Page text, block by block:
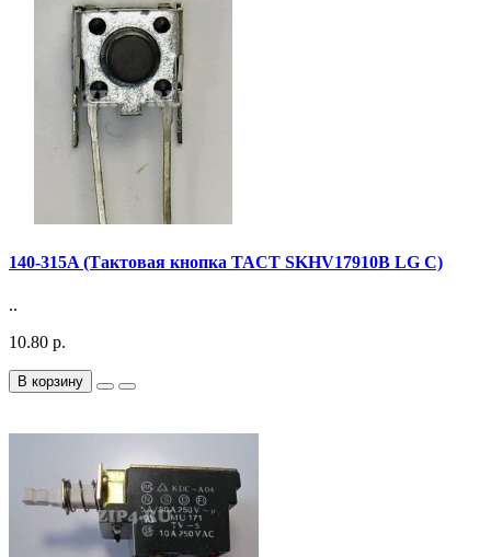
140-315A (Тактовая кнопка TACT SKHV17910B LG C)
..
10.80 р.
В корзину